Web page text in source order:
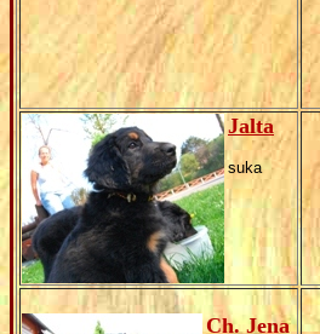
Jalta
suka
Ch. Jena